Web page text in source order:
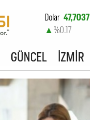
Dolar 47,7037
▲ %0.17
%0.02
GÜNCEL İZMİR